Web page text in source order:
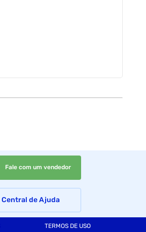
Fale com um vendedor
Central de Ajuda
TERMOS DE USO